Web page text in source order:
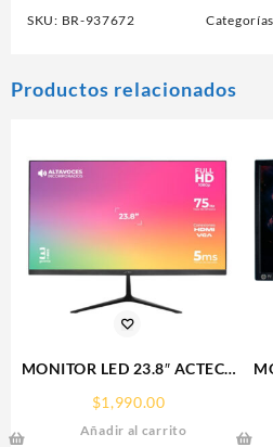
SKU: BR-937672
Productos relacionados
MONITOR LED 23.8″ ACTECK
$1,990.00
Añadir al carrito